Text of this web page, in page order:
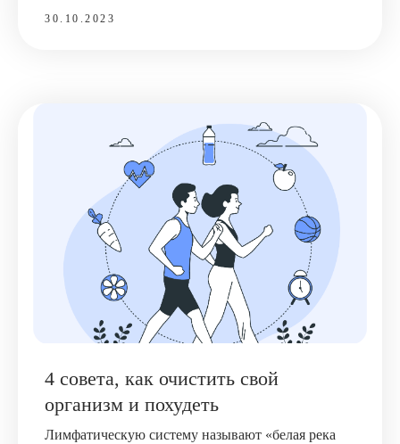
30.10.2023
4 совета, как очистить свой
организм и похудеть
Лимфатическую систему называют «белая река